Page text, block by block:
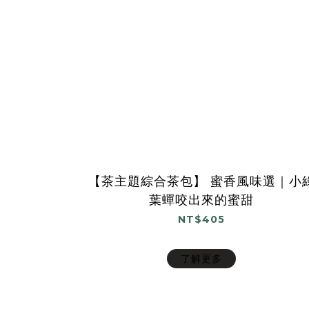
【茶主題綜合茶包】 蜜香風味選｜小
葉蟬咬出來的蜜甜
NT$405
了解更多